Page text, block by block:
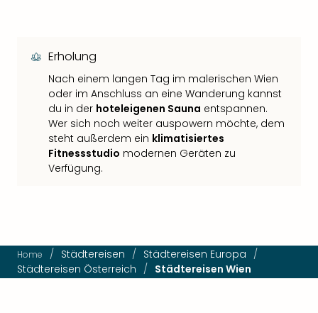
Erholung
Nach einem langen Tag im malerischen Wien
oder im Anschluss an eine Wanderung kannst
du in der hoteleigenen Sauna entspannen.
Wer sich noch weiter auspowern möchte, dem
steht außerdem ein klimatisiertes
Fitnessstudio modernen Geräten zu
Verfügung.
Home / Städtereisen / Städtereisen Europa /
Städtereisen Österreich / Städtereisen Wien